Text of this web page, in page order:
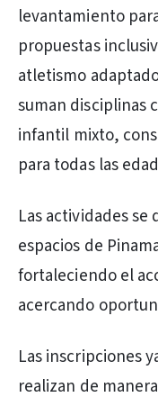
levantamiento
propuestas
atletismo
suman disciplinas
infantil mixto,
para todas las
Las actividades
espacios de
fortaleciendo el
acercando
Las inscripciones
realizan de